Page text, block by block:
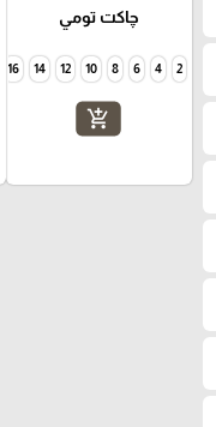
چاكت تومي
2
4
6
8
10
12
14
16
add_shopping_cart